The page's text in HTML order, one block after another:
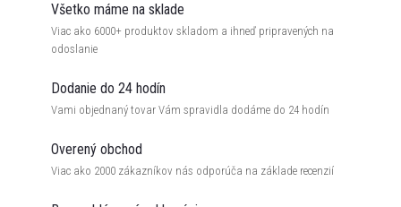
Všetko máme na sklade
Viac ako 6000+ produktov skladom a ihneď pripravených na
odoslanie
Dodanie do 24 hodín
Vami objednaný tovar Vám spravidla dodáme do 24 hodín
Overený obchod
Viac ako 2000 zákazníkov nás odporúča na základe recenzií